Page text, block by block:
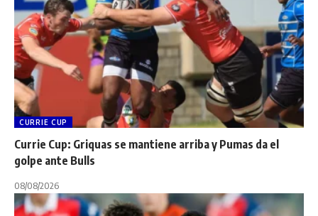
CURRIE CUP
Currie Cup: Griquas se mantiene arriba y Pumas da el
golpe ante Bulls
08/08/2026